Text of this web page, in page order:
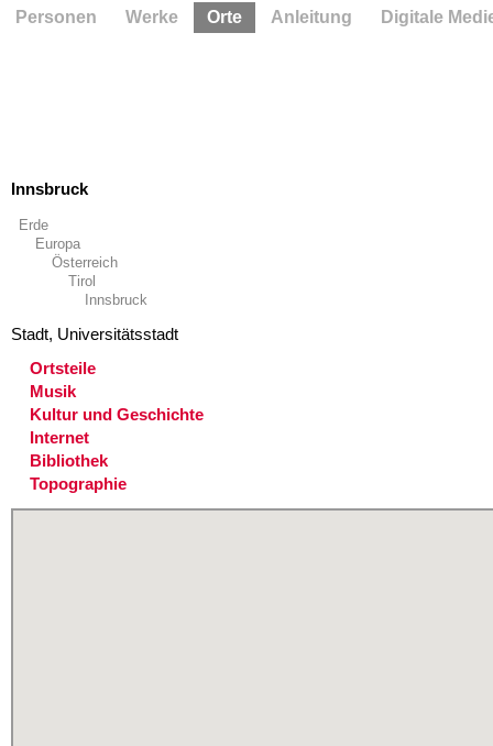
Innsbruck
Erde
Europa
Österreich
Tirol
Innsbruck
Stadt, Universitätsstadt
Ortsteile
Musik
Kultur und Geschichte
Internet
Bibliothek
Topographie
Personen Werke Orte Anleitung Digitale